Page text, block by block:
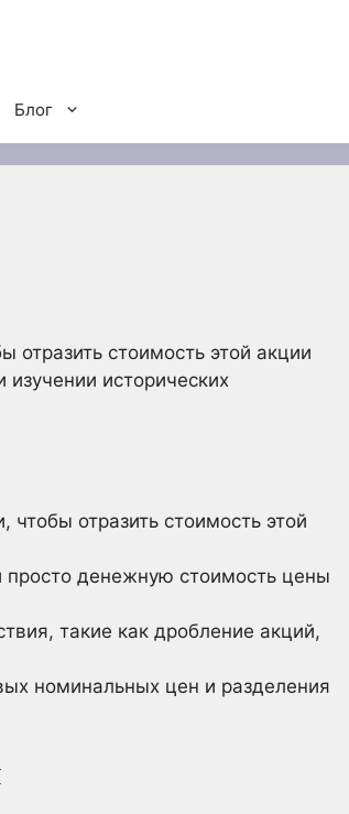
Блог
отразить стоимость этой акции
исторических
отразить стоимость этой
просто денежную стоимость цены
такие как дробление акций,
номинальных цен и разделения